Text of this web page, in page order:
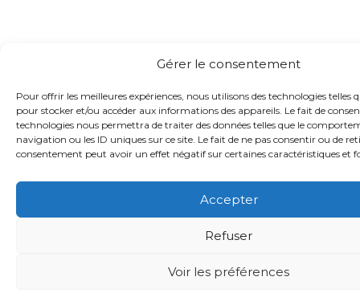
Gérer le consentement
Pour offrir les meilleures expériences, nous utilisons des technologies telles
pour stocker et/ou accéder aux informations des appareils. Le fait de
technologies nous permettra de traiter des données telles que le
navigation ou les ID uniques sur ce site. Le fait de ne pas consentir ou de
consentement peut avoir un effet négatif sur certaines caractéristiques et
Accepter
Refuser
Voir les préférences